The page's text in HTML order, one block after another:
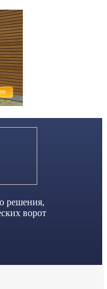
решения,
ворот